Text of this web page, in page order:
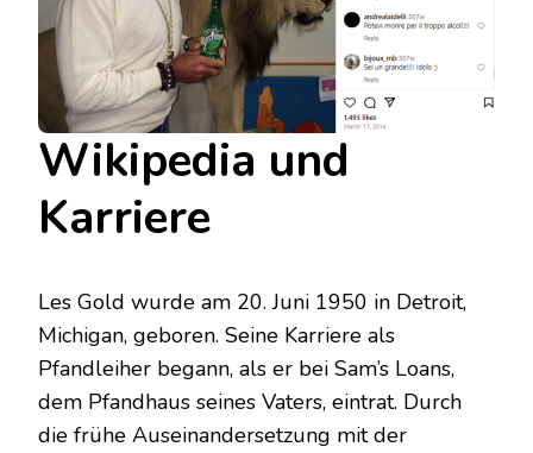
Wikipedia und
Karriere
Les Gold wurde am 20. Juni 1950 in Detroit,
Michigan, geboren. Seine Karriere als
Pfandleiher begann, als er bei Sam’s Loans,
dem Pfandhaus seines Vaters, eintrat. Durch
die frühe Auseinandersetzung mit der